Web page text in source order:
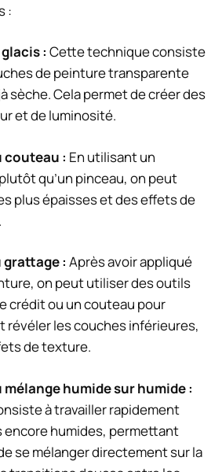
:
: Cette technique consiste
de peinture transparente
sèche. Cela permet de créer des
et de luminosité.
couteau : En utilisant un
qu’un pinceau, on peut
plus épaisses et des effets de
grattage : Après avoir appliqué
on peut utiliser des outils
crédit ou un couteau pour
révéler les couches inférieures,
de texture.
humide sur humide :
à travailler rapidement
encore humides, permettant
se mélanger directement sur la